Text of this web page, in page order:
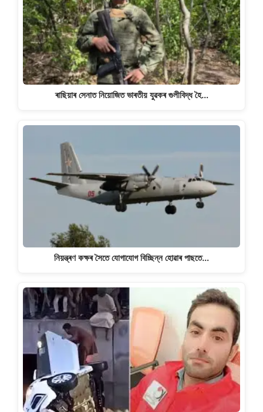
ৰাছিয়াৰ সেনাত নিয়োজিত ভাৰতীয় যুৱকৰ গুলীবিদ্ধ হৈ…
নিয়ন্ত্ৰণ কক্ষৰ সৈতে যোগাযোগ বিচ্ছিন্ন হোৱাৰ পাছতে…